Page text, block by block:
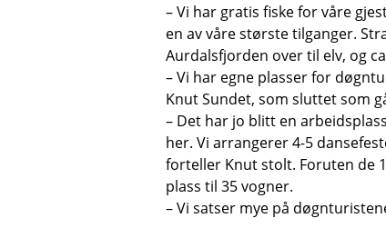
– Vi har gratis fiske for våre
en av våre største tilganger.
Aurdalsfjorden over til elv, og
– Vi har egne plasser for
Knut Sundet, som sluttet som
– Det har jo blitt en
her. Vi arrangerer 4-5
forteller Knut stolt. Foruten de
plass til 35 vogner.
– Vi satser mye på